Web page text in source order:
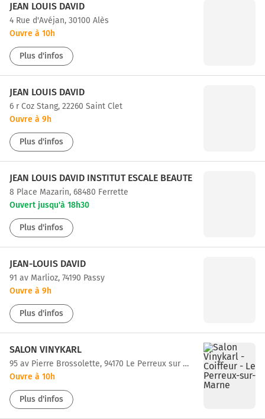
JEAN LOUIS DAVID
4 Rue d'Avéjan, 30100 Alès
Ouvre à 10h
Plus d'infos
JEAN LOUIS DAVID
6 r Coz Stang, 22260 Saint Clet
Ouvre à 9h
Plus d'infos
JEAN LOUIS DAVID INSTITUT ESCALE BEAUTE
8 Place Mazarin, 68480 Ferrette
Ouvert jusqu'à 18h30
Plus d'infos
JEAN-LOUIS DAVID
91 av Marlioz, 74190 Passy
Ouvre à 9h
Plus d'infos
SALON VINYKARL
95 av Pierre Brossolette, 94170 Le Perreux sur Marne
Ouvre à 10h
Plus d'infos